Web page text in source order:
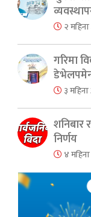
२
गरिमा
३
शनिबार
निर्णय
४